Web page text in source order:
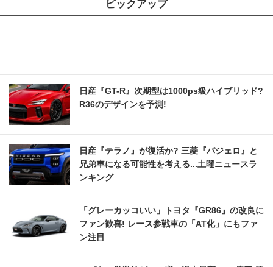
ピックアップ
日産『GT-R』次期型は1000ps級ハイブリッド?
R36のデザインを予測!
日産『テラノ』が復活か? 三菱『パジェロ』と
兄弟車になる可能性を考える...土曜ニュースラ
ンキング
「グレーカッコいい」トヨタ『GR86』の改良に
ファン歓喜! レース参戦車の「AT化」にもファ
ン注目